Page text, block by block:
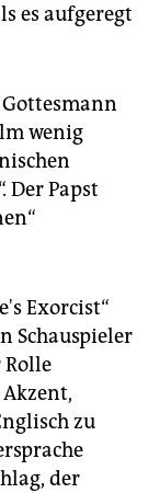
es aufgeregt
wenig
Der Papst
Exorcist“
Schauspieler
Rolle
zu
der